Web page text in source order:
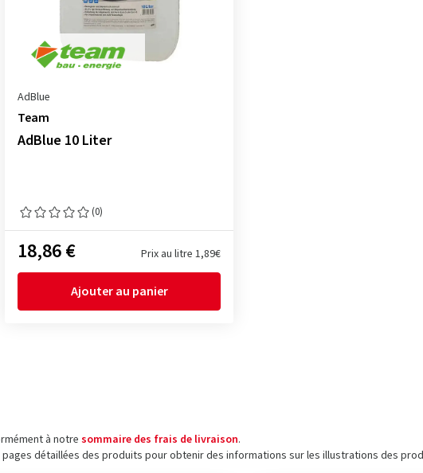
AdBlue
Team
AdBlue 10 Liter
(0)
Prix au litre 1,89€
18,86 €
Ajouter au panier
à notre sommaire des frais de livraison.
détaillées des produits pour obtenir des informations sur les illustrations des